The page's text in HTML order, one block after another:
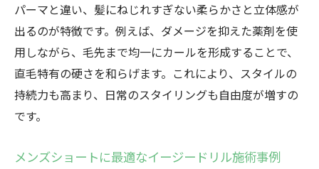
パーマと違い、髪にねじれすぎない柔らかさと立体感が
出るのが特徴です。例えば、ダメージを抑えた薬剤を使
用しながら、毛先まで均一にカールを形成することで、
直毛特有の硬さを和らげます。これにより、スタイルの
持続力も高まり、日常のスタイリングも自由度が増すの
です。
メンズショートに最適なイージードリル施術事例